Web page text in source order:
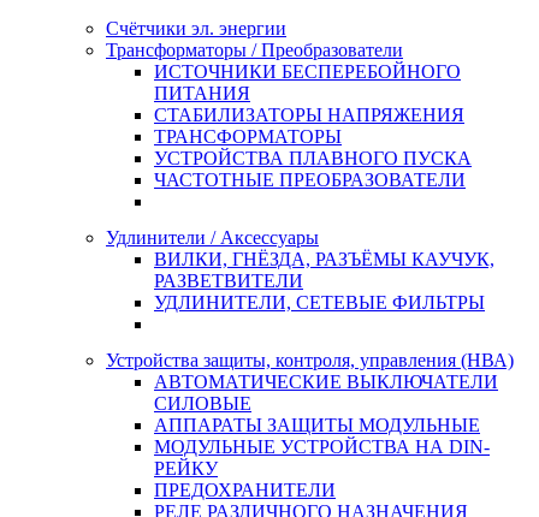
Счётчики эл. энергии
Трансформаторы / Преобразователи
ИСТОЧНИКИ БЕСПЕРЕБОЙНОГО
ПИТАНИЯ
СТАБИЛИЗАТОРЫ НАПРЯЖЕНИЯ
ТРАНСФОРМАТОРЫ
УСТРОЙСТВА ПЛАВНОГО ПУСКА
ЧАСТОТНЫЕ ПРЕОБРАЗОВАТЕЛИ
Удлинители / Аксессуары
ВИЛКИ, ГНЁЗДА, РАЗЪЁМЫ КАУЧУК,
РАЗВЕТВИТЕЛИ
УДЛИНИТЕЛИ, СЕТЕВЫЕ ФИЛЬТРЫ
Устройства защиты, контроля, управления (НВА)
АВТОМАТИЧЕСКИЕ ВЫКЛЮЧАТЕЛИ
СИЛОВЫЕ
АППАРАТЫ ЗАЩИТЫ МОДУЛЬНЫЕ
МОДУЛЬНЫЕ УСТРОЙСТВА НА DIN-
РЕЙКУ
ПРЕДОХРАНИТЕЛИ
РЕЛЕ РАЗЛИЧНОГО НАЗНАЧЕНИЯ